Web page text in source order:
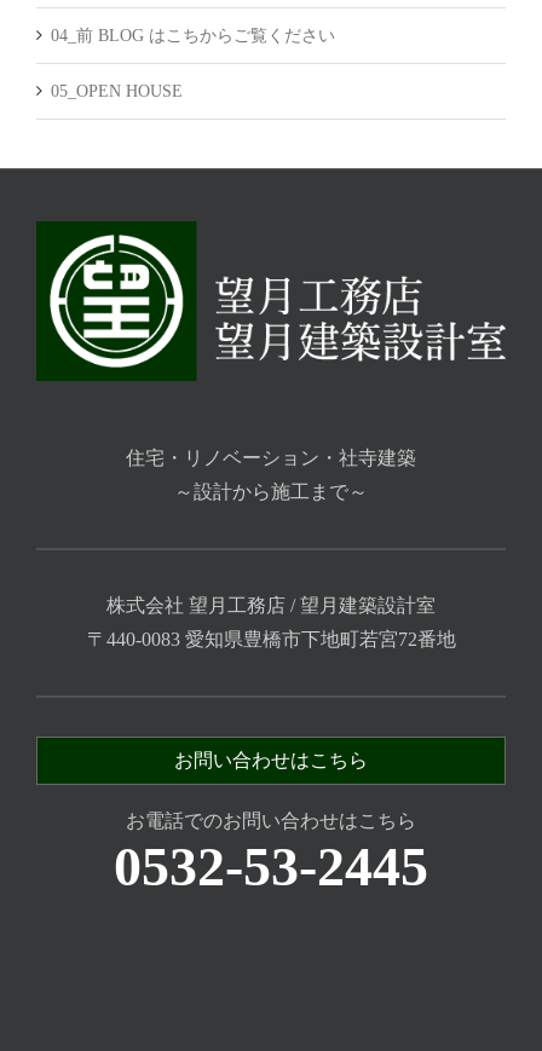
04_前 BLOG はこちからご覧ください
05_OPEN HOUSE
住宅・リノベーション・社寺建築
～設計から施工まで～
株式会社 望月工務店 / 望月建築設計室
〒440-0083 愛知県豊橋市下地町若宮72番地
お問い合わせはこちら
お電話でのお問い合わせはこちら
0532-53-2445